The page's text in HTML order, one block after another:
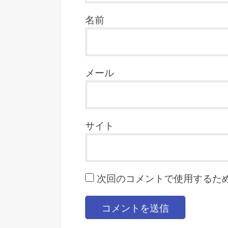
名前
メール
サイト
次回のコメントで使用するた